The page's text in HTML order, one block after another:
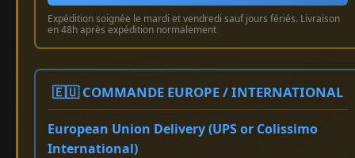
Expédition soignée le mardi et vendredi sauf jours fériés. Livraison
en 48h après expédition normalement
🇪🇺 COMMANDE EUROPE / INTERNATIONAL
European Union Delivery (UPS or Colissimo
International)